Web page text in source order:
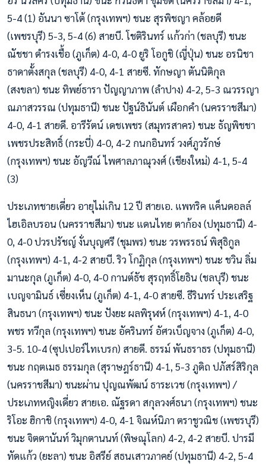
5-4 (1) อันนา ซาโต้ (กรุงเทพฯ) ชนะ สุรพิชญา คล้อยดี
(เพชรบุรี) 5-3, 5-4 (6) สายบี. โชติรินทร์ แก้วก่า (ชลบุรี) ชนะ
ณัชชา ดำรงเชื้อ (ภูเก็ต) 4-0, 4-0 ยูริ โอกูชิ (ญี่ปุ่น) ชนะ อรนิชา
ธาดาตั้งสกุล (ชลบุรี) 4-0, 4-1 สายซี. ทักษญา ตันนิติกุล
(สงขลา) ชนะ ทิพย์ธารา ปัญญาภาพ (ลำปาง) 4-2, 5-3 ณวรรญา
ณภาสวรรณ (ปทุมธานี) ชนะ ปัฐน์ธินันต์ เผือกคำ (นครราชสีมา)
4-0, 4-1 สายดี. อารีรัตน์ เดชเพชร (สมุทรสาคร) ชนะ ธัญพิชชา
เพชรประสิทธิ์ (กระบี่) 4-0, 4-2 กนกอินทร์ วงศ์ภูวรักษ์
(กรุงเทพฯ) ชนะ อัญวีณ์ ไพศาลภาณุวงศ์ (เชียงใหม่) 4-1, 5-4
(3)
ประเภทชายเดี่ยว อายุไม่เกิน 12 ปี สายเอ. แพทริค แค็นดอลล์
ไฮเอิลบรอน (นครราชสีมา) ชนะ แดนไทย ตาก้อง (ปทุมธานี) 4-
0, 4-0 ปวรปรัชญ์ งั่นบุญศรี (ชุมพร) ชนะ วรพรรธน์ พิสุธิกูล
(กรุงเทพฯ) 4-1, 4-2 สายบี. ริว โกฏิกุล (กรุงเทพฯ) ชนะ ชวิน ลิ่ม
มานะกุล (ภูเก็ต) 4-0, 4-0 กานต์ธัช สุรฤทธิ์โยธิน (ชลบุรี) ชนะ
เบญจามินธ์ เซี่ยงเห็น (ภูเก็ต) 4-1, 4-0 สายซี. ธีรินทร์ ประเสริฐ
สินธนา (กรุงเทพฯ) ชนะ ปังยะ ผลพิรุฬห์ (กรุงเทพฯ) 4-1, 4-0
พชร ทวีกุล (กรุงเทพฯ) ชนะ อัครินทร์ อัศวเบ็ญจาง (ภูเก็ต) 4-0,
3-5. 10-4 (ซุปเปอร์ไทเบรก) สายดี. ธรรม์ พันธราธร (ปทุมธานี)
ชนะ กฤตเมธ ธรรมกุล (สุราษฎร์ธานี) 4-1, 5-3 ภูดิถ ปภัสร์สิริกุล
(นครราชสีมา) ชนะผ่าน ปุญณพัฒน์ ธาระเวช (กรุงเทพฯ) /
ประเภทหญิงเดี่ยว สายเอ. ณัฐรดา สกุลวงศ์ธนา (กรุงเทพฯ) ชนะ
ริโอะ ฮิกาชิ (กรุงเทพฯ) 4-0, 4-1 จิณห์นิภา ตราชูวณิช (เพชรบุรี)
ชนะ จิตตานันท์ วิมุกตานนท์ (พิษณุโลก) 4-2, 4-2 สายบี. ปารมี
ทัดแก้ว (ยะลา) ชนะ อิสรีย์ สธนเสาวภาคย์ (ปทุมธานี) 4-2, 5-4